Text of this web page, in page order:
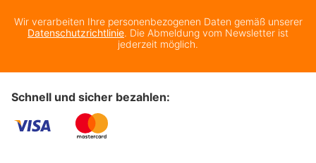
Wir verarbeiten Ihre personenbezogenen Daten gemäß unserer
Datenschutzrichtlinie. Die Abmeldung vom Newsletter ist
jederzeit möglich.
Schnell und sicher bezahlen: